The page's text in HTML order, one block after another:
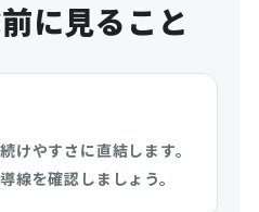
に見ること
けやすさに直結します。
線を確認しましょう。